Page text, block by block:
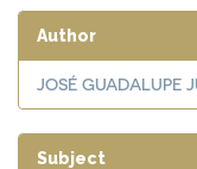
Author
JOSÉ GUADALUPE
Subject